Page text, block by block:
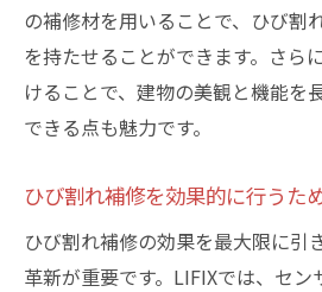
の補修材を用いることで、ひび割
を持たせることができます。さら
けることで、建物の美観と機能を
できる点も魅力です。
ひび割れ補修を効果的に行うた
ひび割れ補修の効果を最大限に引
革新が重要です。LIFIXでは、セ